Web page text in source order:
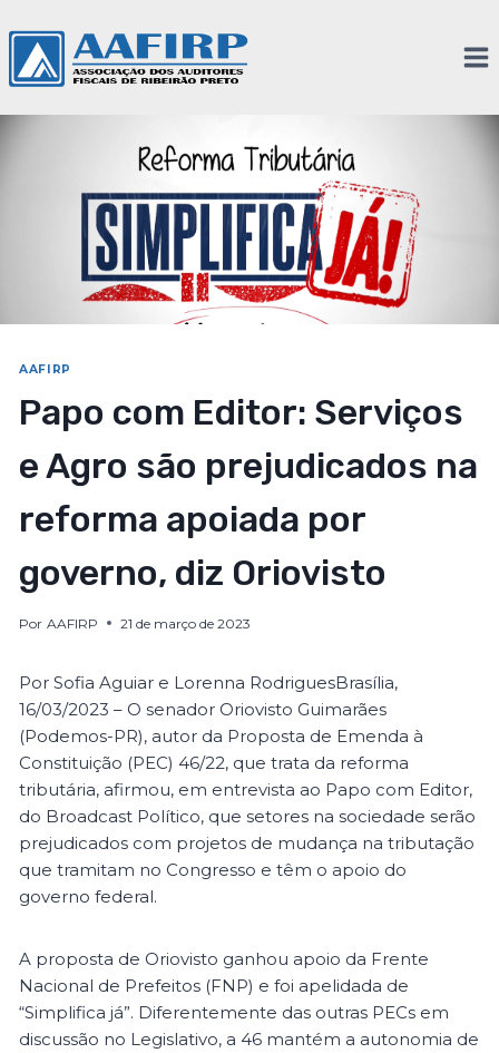
AAFIRP
Papo com Editor: Serviços
e Agro são prejudicados na
reforma apoiada por
governo, diz Oriovisto
Por AAFIRP 21 de março de 2023
Por Sofia Aguiar e Lorenna RodriguesBrasília,
16/03/2023 – O senador Oriovisto Guimarães
(Podemos-PR), autor da Proposta de Emenda à
Constituição (PEC) 46/22, que trata da reforma
tributária, afirmou, em entrevista ao Papo com Editor,
do Broadcast Político, que setores na sociedade serão
prejudicados com projetos de mudança na tributação
que tramitam no Congresso e têm o apoio do
governo federal.
A proposta de Oriovisto ganhou apoio da Frente
Nacional de Prefeitos (FNP) e foi apelidada de
“Simplifica já”. Diferentemente das outras PECs em
discussão no Legislativo, a 46 mantém a autonomia de